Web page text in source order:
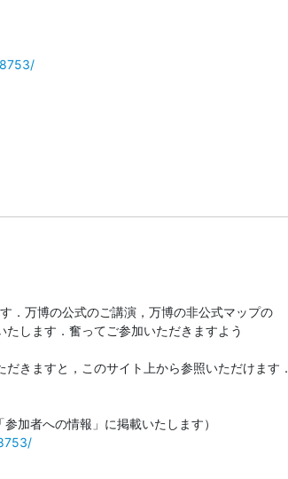
．万博の公式のご講演，万博の非公式マップの
します．奮ってご参加いただきますよう
きますと，このサイト上から参照いただけます．